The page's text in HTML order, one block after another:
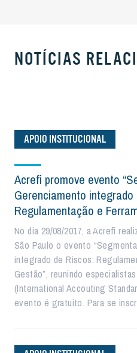
NOTÍCIAS
APOIO INSTITUCIONAL
Acrefi promove evento
Gerenciamento integrado
Regulamentação e
No dia 29/08/2017, a Acrefi
São Paulo o evento
integrado de Riscos:
Gestão”, reunindo
(International Accouting
evento é gratuito. Para se